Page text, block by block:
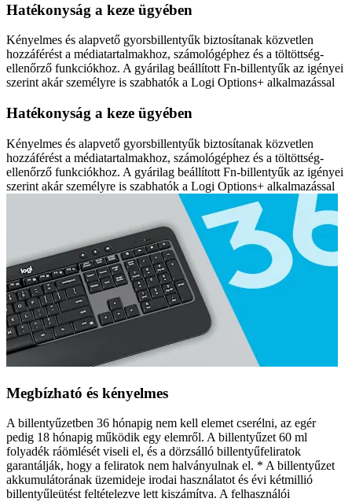
Hatékonyság a keze ügyében
Kényelmes és alapvető gyorsbillentyűk biztosítanak közvetlen
hozzáférést a médiatartalmakhoz, számológéphez és a töltöttség-
ellenőrző funkciókhoz. A gyárilag beállított Fn-billentyűk az igényei
szerint akár személyre is szabhatók a Logi Options+ alkalmazással
Hatékonyság a keze ügyében
Kényelmes és alapvető gyorsbillentyűk biztosítanak közvetlen
hozzáférést a médiatartalmakhoz, számológéphez és a töltöttség-
ellenőrző funkciókhoz. A gyárilag beállított Fn-billentyűk az igényei
szerint akár személyre is szabhatók a Logi Options+ alkalmazással
Megbízható és kényelmes
A billentyűzetben 36 hónapig nem kell elemet cserélni, az egér
pedig 18 hónapig működik egy elemről. A billentyűzet 60 ml
folyadék ráömlését viseli el, és a dörzsálló billentyűfeliratok
garantálják, hogy a feliratok nem halványulnak el. * A billentyűzet
akkumulátorának üzemideje irodai használatot és évi kétmillió
billentyűleütést feltételezve lett kiszámítva. A felhasználói